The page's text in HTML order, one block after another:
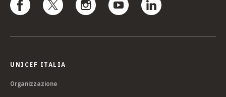
UNICEF ITALIA
Organizzazione